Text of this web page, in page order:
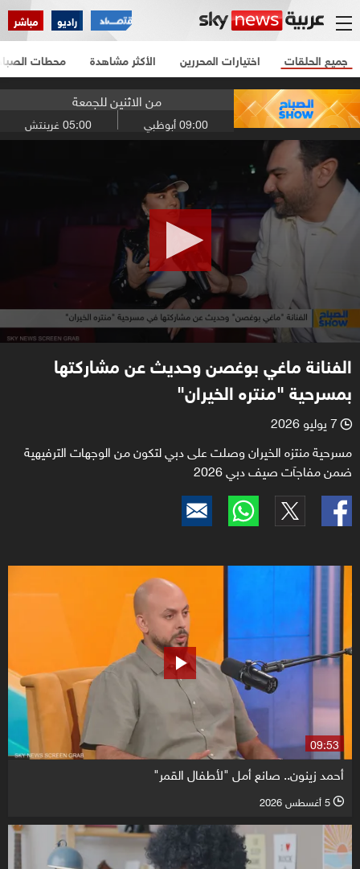
راديو مباشر
جميع الحلقات اختيارات المحررين الأكثر مشاهدة محطات
من الاثنين للجمعة
09:00أبوظبي 05:00 غرينتش
الفنانة ماغي بوغصن وحديث عن مشاركتها
بمسرحية "منتره الخيران"
l 7 يوليو 2026
مسرحية منتزه الخيران وصلت على دبي لتكون من الوجهات الترفيهية
ضمن مفاجآت صيف دبي 2026
09:53
أحمد زينون.. صانع أمل "لأطفال القمر"
l 5 أغسطس 2026